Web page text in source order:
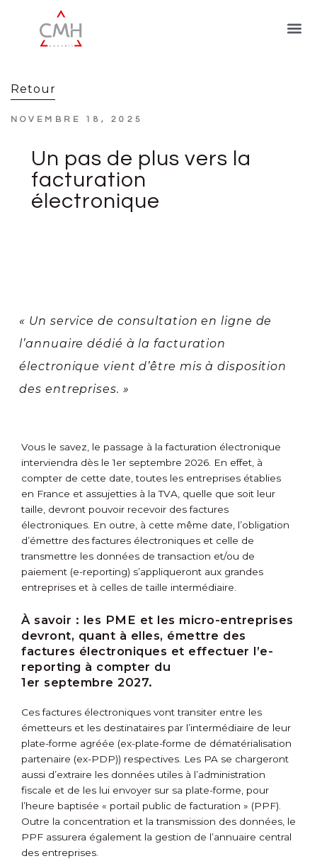
Retour
NOVEMBRE 18, 2025
Un pas de plus vers la
facturation
électronique
« Un service de consultation en ligne de
l’annuaire dédié à la facturation
électronique vient d’être mis à disposition
des entreprises. »
Vous le savez, le passage à la facturation électronique
interviendra dès le 1er septembre 2026. En effet, à
compter de cette date, toutes les entreprises établies
en France et assujetties à la TVA, quelle que soit leur
taille, devront pouvoir recevoir des factures
électroniques. En outre, à cette même date, l’obligation
d’émettre des factures électroniques et celle de
transmettre les données de transaction et/ou de
paiement (e-reporting) s’appliqueront aux grandes
entreprises et à celles de taille intermédiaire.
À savoir : les PME et les micro-entreprises
devront, quant à elles, émettre des
factures électroniques et effectuer l’e-
reporting à compter du
1 er septembre 2027.
Ces factures électroniques vont transiter entre les
émetteurs et les destinataires par l’intermédiaire de leur
plate-forme agréée (ex-plate-forme de dématérialisation
partenaire (ex-PDP)) respectives. Les PA se chargeront
aussi d’extraire les données utiles à l’administration
fiscale et de les lui envoyer sur sa plate-forme, pour
l’heure baptisée « portail public de facturation » (PPF).
Outre la concentration et la transmission des données, le
PPF assurera également la gestion de l’annuaire central
des entreprises.